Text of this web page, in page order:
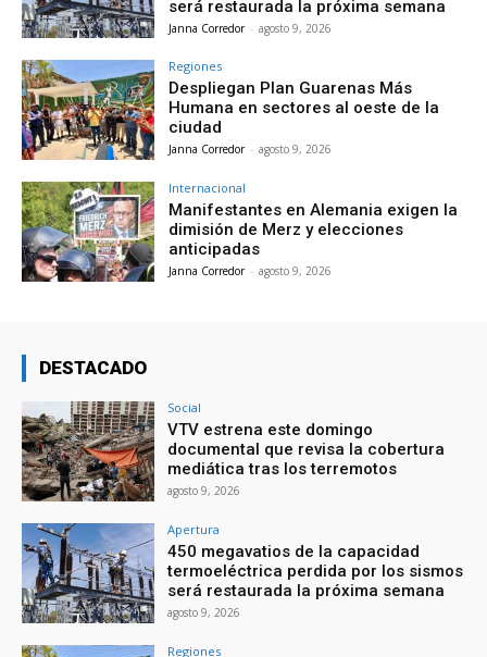
será restaurada la próxima semana
Janna Corredor - agosto 9, 2026
Regiones
Despliegan Plan Guarenas Más
Humana en sectores al oeste de la
ciudad
Janna Corredor - agosto 9, 2026
Internacional
Manifestantes en Alemania exigen la
dimisión de Merz y elecciones
anticipadas
Janna Corredor - agosto 9, 2026
DESTACADO
Social
VTV estrena este domingo
documental que revisa la cobertura
mediática tras los terremotos
agosto 9, 2026
Apertura
450 megavatios de la capacidad
termoeléctrica perdida por los sismos
será restaurada la próxima semana
agosto 9, 2026
Regiones